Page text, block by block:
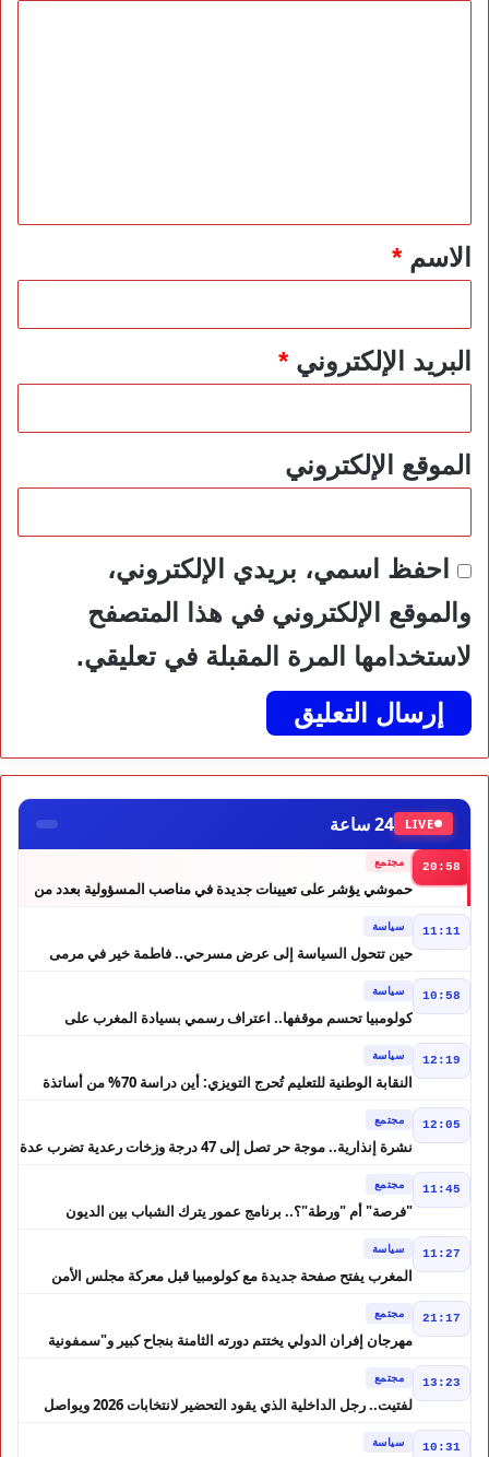
*الاسم*
البريد الإلكتروني*
الموقع الإلكتروني
احفظ اسمي، بريدي الإلكتروني،
والموقع الإلكتروني في هذا المتصفح
لاستخدامها المرة المقبلة في تعليقي.
LIVE 24 ساعة
20:58 مجتمع
حموشي يؤشر على تعيينات جديدة في مناصب المسؤولية بعدد من
11:11 سياسة
حين تتحول السياسة إلى عرض مسرحي.. فاطمة خير في مرمى
10:58 سياسة
كولومبيا تحسم موقفها.. اعتراف رسمي بسيادة المغرب على
12:19 سياسة
النقابة الوطنية للتعليم تُحرج التويزي: أين دراسة 70% من أساتذة
12:05 مجتمع
نشرة إنذارية.. موجة حر تصل إلى 47 درجة وزخات رعدية تضرب عدة
11:45 مجتمع
"فرصة" أم "ورطة"؟.. برنامج عمور يترك الشباب بين الديون
11:27 سياسة
المغرب يفتح صفحة جديدة مع كولومبيا قبل معركة مجلس الأمن
21:17 مجتمع
مهرجان إفران الدولي يختتم دورته الثامنة بنجاح كبير و"سمفونية
13:23 مجتمع
لفتيت.. رجل الداخلية الذي يقود التحضير لانتخابات 2026 ويواصل
10:31 سياسة